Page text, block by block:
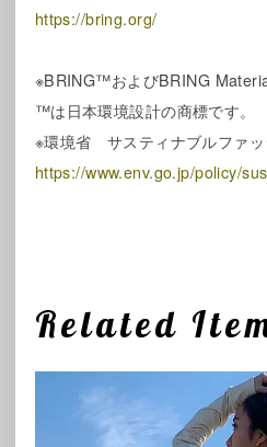
https://bring.org/
※BRING™およびBRING
™は日本環境設計の商標です。
※環境省 サスティナブルファッ
https://www.env.go.jp/policy/
Related